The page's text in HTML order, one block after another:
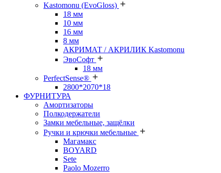
Kastomonu (EvoGloss)
18 мм
10 мм
16 мм
8 мм
АКРИМАТ / АКРИЛИК Kastomonu
ЭвоСофт
18 мм
PerfectSense®
2800*2070*18
ФУРНИТУРА
Амортизаторы
Полкодержатели
Замки мебельные, защёлки
Ручки и крючки мебельные
Магамакс
BOYARD
Sete
Paolo Mozerro